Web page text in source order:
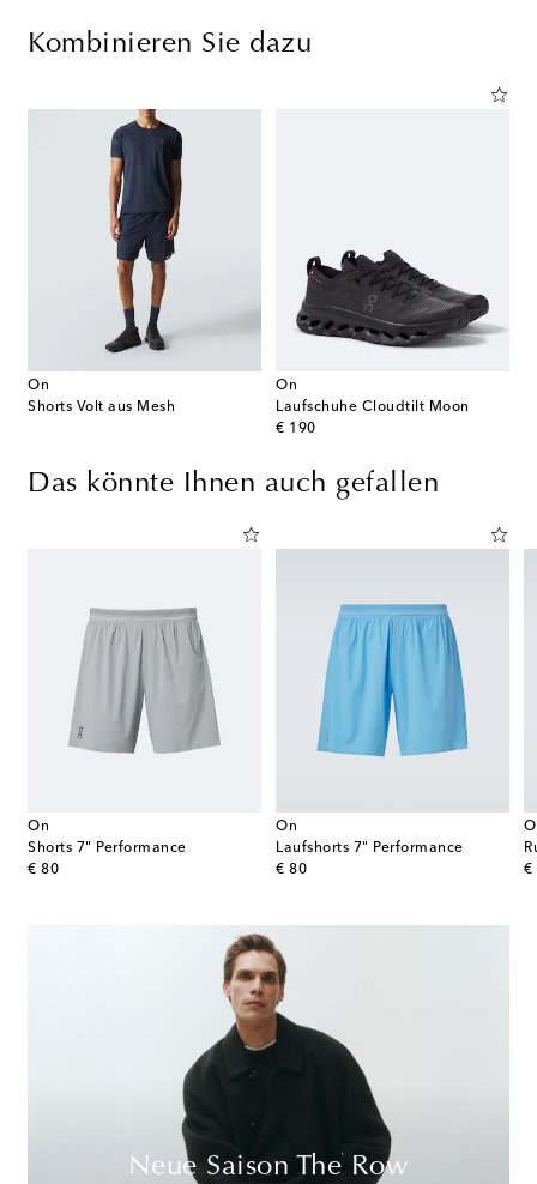
Kombinieren Sie dazu
On
Shorts Volt aus Mesh
On
Laufschuhe Cloudtilt Moon
€ 190
original price
Das könnte Ihnen auch gefallen
On
Shorts 7" Performance
€ 80
original price
On
Laufshorts 7" Performance
€ 80
original price
€
Neue Saison The Row